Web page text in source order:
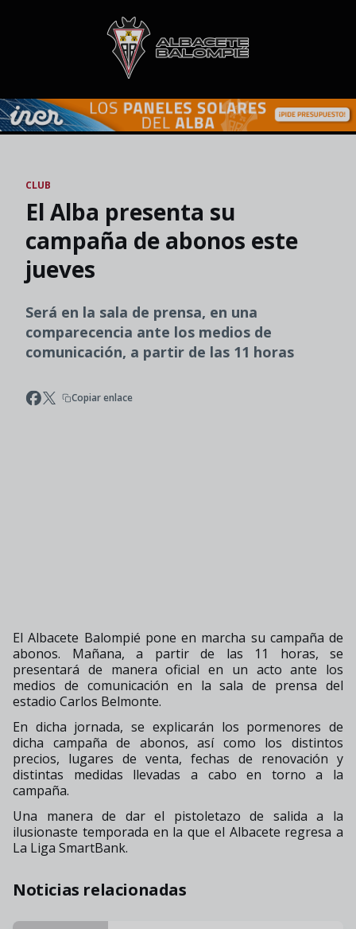
Skip to main content
CLUB
El Alba presenta su
campaña de abonos este
jueves
Será en la sala de prensa, en una
comparecencia ante los medios de
comunicación, a partir de las 11 horas
Copiar enlace
El Albacete Balompié pone en marcha su campaña de
abonos. Mañana, a partir de las 11 horas, se
presentará de manera oficial en un acto ante los
medios de comunicación en la sala de prensa del
estadio Carlos Belmonte.
En dicha jornada, se explicarán los pormenores de
dicha campaña de abonos, así como los distintos
precios, lugares de venta, fechas de renovación y
distintas medidas llevadas a cabo en torno a la
campaña.
Una manera de dar el pistoletazo de salida a la
ilusionaste temporada en la que el Albacete regresa a
La Liga SmartBank.
Noticias relacionadas